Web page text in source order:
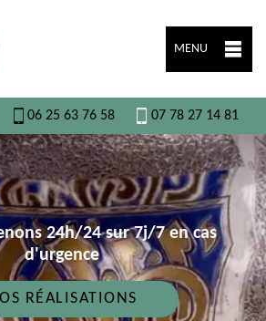
MENU
06 25 63 76 58 07 78 27 14 81
24h/24 sur 7j/7 en cas
d'urgence
RÉALISATIONS